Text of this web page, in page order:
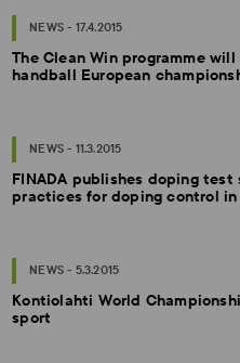
NEWS - 17.4.2015
The Clean Win programme
handball European
NEWS - 11.3.2015
FINADA publishes doping
practices for doping control in
NEWS - 5.3.2015
Kontiolahti World
sport